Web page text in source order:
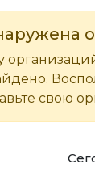
свою